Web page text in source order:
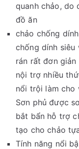
quanh chảo, do
đồ ăn
chảo chống
chống dính siêu
rán rất đơn
nội trợ nhiều
nổi trội làm cho
Sơn phủ được
bắt bẩn hỗ trợ
tạo cho chảo
Tính năng nổi